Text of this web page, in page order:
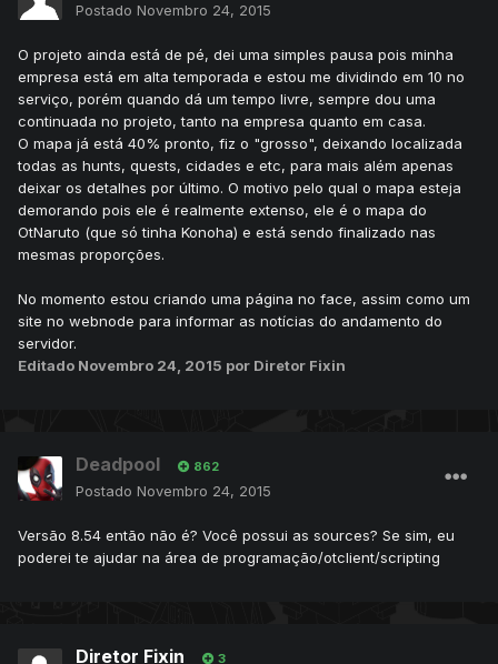
Postado Novembro 24, 2015
O projeto ainda está de pé, dei uma simples pausa pois minha
empresa está em alta temporada e estou me dividindo em 10 no
serviço, porém quando dá um tempo livre, sempre dou uma
continuada no projeto, tanto na empresa quanto em casa.
O mapa já está 40% pronto, fiz o "grosso", deixando localizada
todas as hunts, quests, cidades e etc, para mais além apenas
deixar os detalhes por último. O motivo pelo qual o mapa esteja
demorando pois ele é realmente extenso, ele é o mapa do
OtNaruto (que só tinha Konoha) e está sendo finalizado nas
mesmas proporções.
No momento estou criando uma página no face, assim como um
site no webnode para informar as notícias do andamento do
servidor.
Editado Novembro 24, 2015 por Diretor Fixin
Deadpool 862
Postado Novembro 24, 2015
Versão 8.54 então não é? Você possui as sources? Se sim, eu
poderei te ajudar na área de programação/otclient/scripting
Diretor Fixin 3